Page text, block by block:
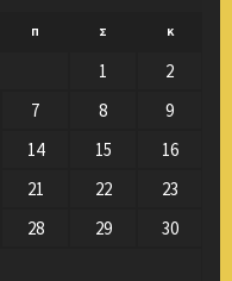
Π Σ Κ
1
2
7 8
9
14 15
16
21 22
23
28 29
30